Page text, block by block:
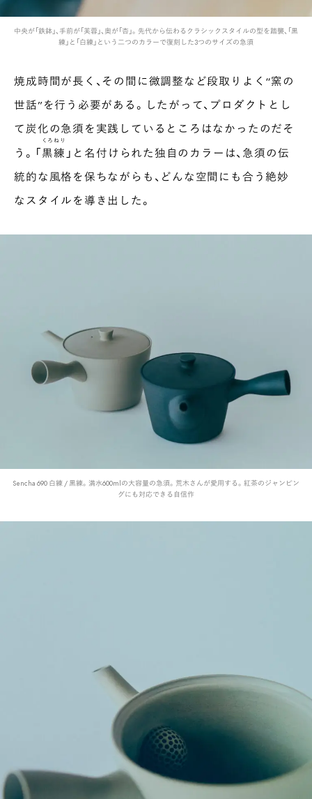
中央が「鉄鉢」、手前が「芙蓉」、奥が「杏」。先代から伝わるクラシックスタイルの型を踏襲、「黒
練」と「白練」という二つのカラーで復刻した3つのサイズの急須
焼成時間が長く、その間に微調整など段取りよく“窯の
世話”を行う必要がある。したがって、プロダクトとし
て炭化の急須を実践しているところはなかったのだそ
う。「黒練
くろねり
」と名付けられた独自のカラーは、急須の伝
統的な風格を保ちながらも、どんな空間にも合う絶妙
なスタイルを導き出した。
Sencha 690 白練 / 黒練。満水600mlの大容量の急須。荒木さんが愛用する。紅茶のジャンピン
グにも対応できる自信作